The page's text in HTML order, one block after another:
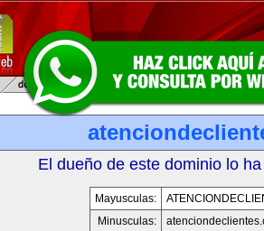
El dueño de este dominio lo
Mayusculas:
Minusculas: